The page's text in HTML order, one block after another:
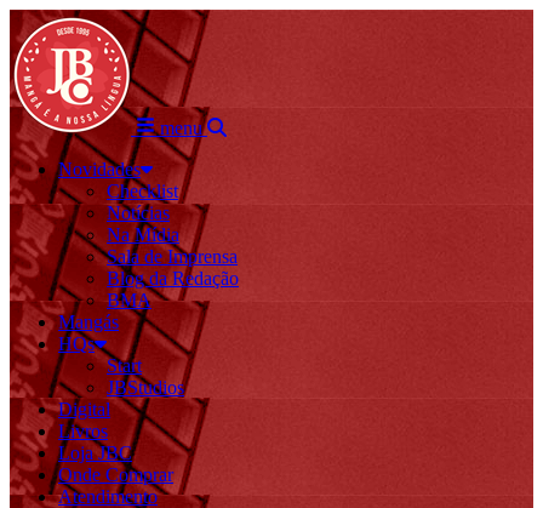
menu
Novidades
Checklist
Notícias
Na Mídia
Sala de Imprensa
Blog da Redação
BMA
Mangás
HQs
Start
JBStudios
Digital
Livros
Loja JBC
Onde Comprar
Atendimento